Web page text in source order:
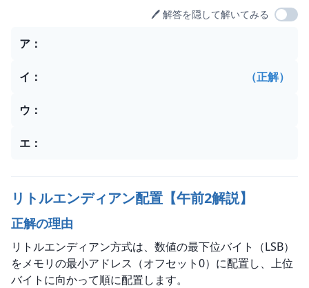
🖊️ 解答を隠して解いてみる
選択肢
ア ：
イ ： （正解）
ウ ：
エ ：
リトルエンディアン配置【午前2解説】
正解の理由
リトルエンディアン方式は、数値の最下位バイト（LSB）
をメモリの最小アドレス（オフセット0）に配置し、上位
バイトに向かって順に配置します。